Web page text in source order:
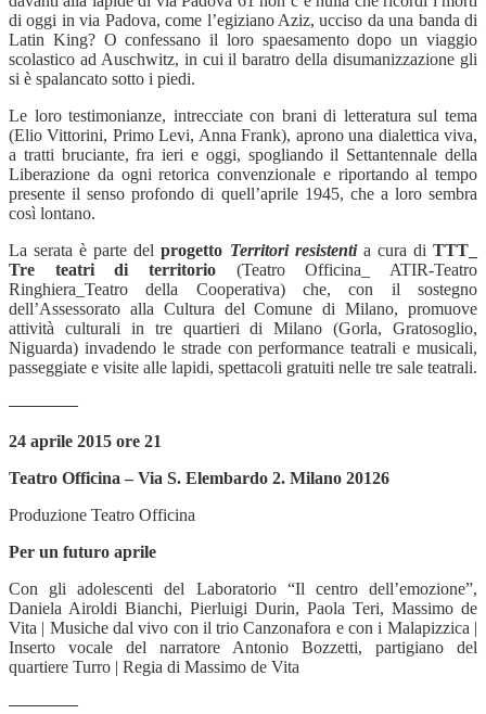
di oggi in via Padova, come l’egiziano Aziz, ucciso da una banda di
Latin King? O confessano il loro spaesamento dopo un viaggio
scolastico ad Auschwitz, in cui il baratro della disumanizzazione gli
si è spalancato sotto i piedi.
Le loro testimonianze, intrecciate con brani di letteratura sul tema
(Elio Vittorini, Primo Levi, Anna Frank), aprono una dialettica viva,
a tratti bruciante, fra ieri e oggi, spogliando il Settantennale della
Liberazione da ogni retorica convenzionale e riportando al tempo
presente il senso profondo di quell’aprile 1945, che a loro sembra
così lontano.
La serata è parte del progetto Territori resistenti a cura di TTT_
Tre teatri di territorio (Teatro Officina_ ATIR-Teatro
Ringhiera_Teatro della Cooperativa) che, con il sostegno
dell’Assessorato alla Cultura del Comune di Milano, promuove
attività culturali in tre quartieri di Milano (Gorla, Gratosoglio,
Niguarda) invadendo le strade con performance teatrali e musicali,
passeggiate e visite alle lapidi, spettacoli gratuiti nelle tre sale teatrali.
————
24 aprile 2015 ore 21
Teatro Officina – Via S. Elembardo 2. Milano 20126
Produzione Teatro Officina
Per un futuro aprile
Con gli adolescenti del Laboratorio “Il centro dell’emozione”,
Daniela Airoldi Bianchi, Pierluigi Durin, Paola Teri, Massimo de
Vita | Musiche dal vivo con il trio Canzonafora e con i Malapizzica |
Inserto vocale del narratore Antonio Bozzetti, partigiano del
quartiere Turro | Regia di Massimo de Vita
————